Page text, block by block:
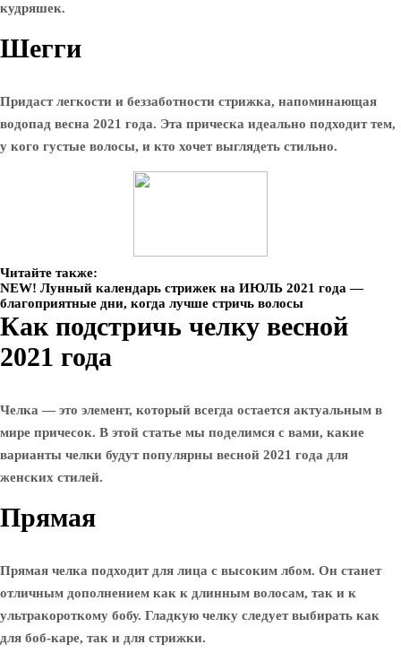
кудряшек.
Шегги
Придаст легкости и беззаботности стрижка, напоминающая
водопад весна 2021 года. Эта прическа идеально подходит тем,
у кого густые волосы, и кто хочет выглядеть стильно.
Читайте также:
NEW! Лунный календарь стрижек на ИЮЛЬ 2021 года —
благоприятные дни, когда лучше стричь волосы
Как подстричь челку весной
2021 года
Челка — это элемент, который всегда остается актуальным в
мире причесок. В этой статье мы поделимся с вами, какие
варианты челки будут популярны весной 2021 года для
женских стилей.
Прямая
Прямая челка подходит для лица с высоким лбом. Он станет
отличным дополнением как к длинным волосам, так и к
ультракороткому бобу. Гладкую челку следует выбирать как
для боб-каре, так и для стрижки.